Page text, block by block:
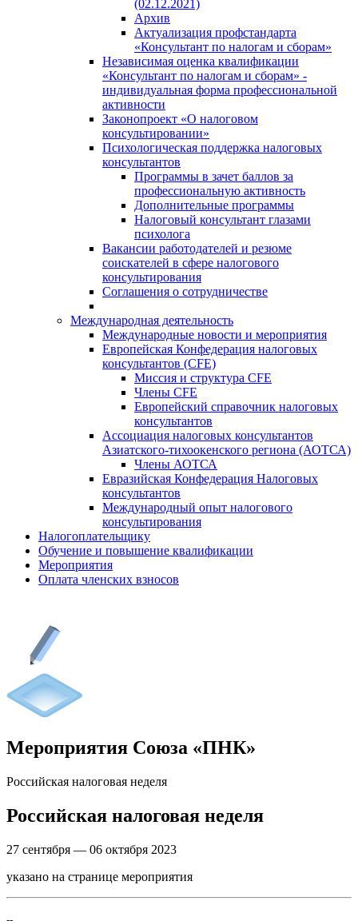
(02.12.2021)
Архив
Актуализация профстандарта
«Консультант по налогам и сборам»
Независимая оценка квалификации
«Консультант по налогам и сборам» -
индивидуальная форма профессиональной
активности
Законопроект «О налоговом
консультировании»
Психологическая поддержка налоговых
консультантов
Программы в зачет баллов за
профессиональную активность
Дополнительные программы
Налоговый консультант глазами
психолога
Вакансии работодателей и резюме
соискателей в сфере налогового
консультирования
Соглашения о сотрудничестве
Международная деятельность
Международные новости и мероприятия
Европейская Конфедерация налоговых
консультантов (CFE)
Миссия и структура CFE
Члены CFE
Европейский справочник налоговых
консультантов
Ассоциация налоговых консультантов
Азиатского-тихоокенского региона (АОТСА)
Члены АОТСА
Евразийская Конфедерация Налоговых
консультантов
Международный опыт налогового
консультирования
Налогоплательщику
Обучение и повышение квалификации
Мероприятия
Оплата членских взносов
Мероприятия Союза «ПНК»
Российская налоговая неделя
Российская налоговая неделя
27 сентября — 06 октября 2023
указано на странице мероприятия